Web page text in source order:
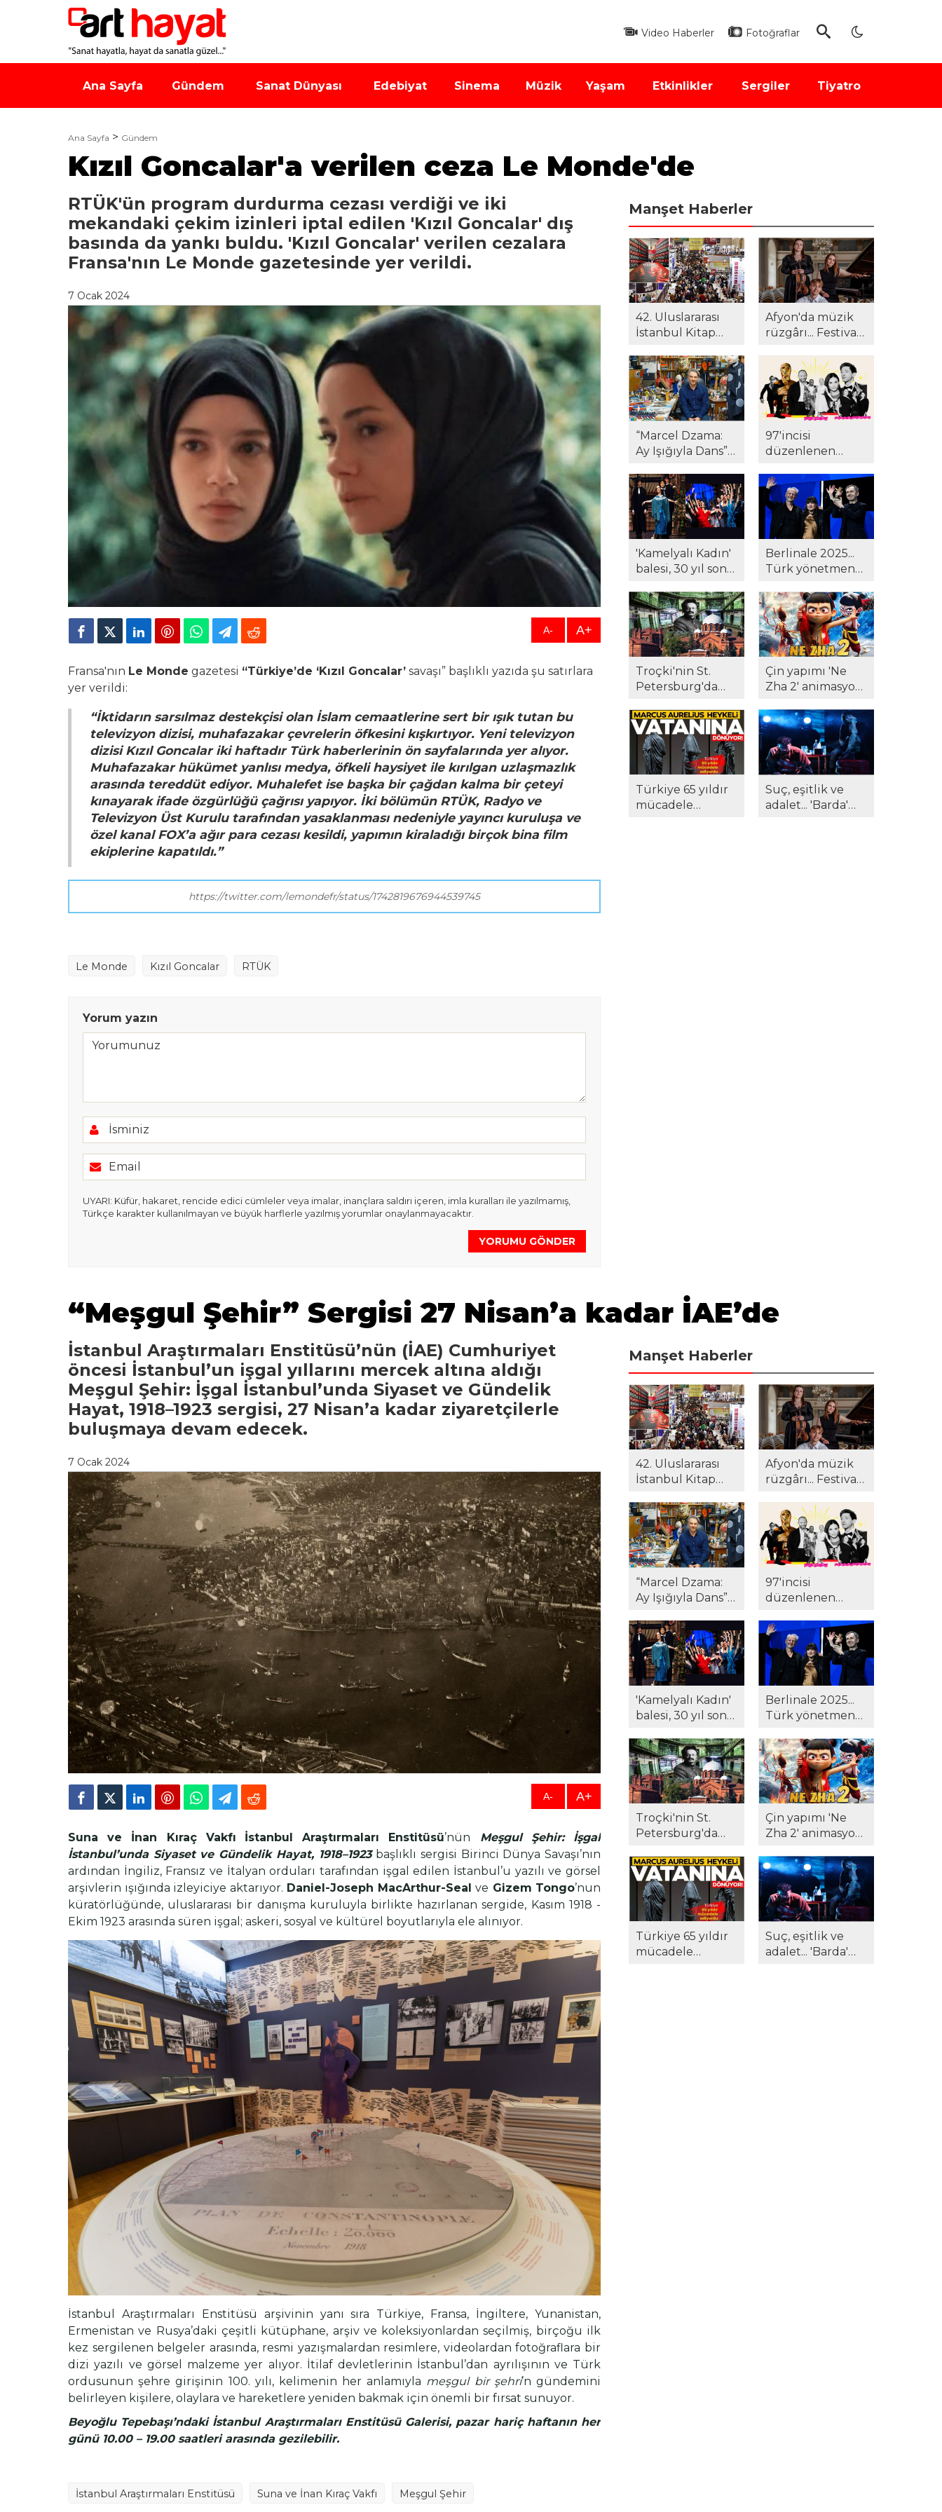
Video Haberler Fotoğraflar
Ana Sayfa Gündem Sanat Dünyası Edebiyat Sinema Müzik Yaşam Etkinlikler Sergiler Tiyatro
Ana Sayfa Gündem
Kızıl Goncalar'a verilen ceza Le Monde'de
RTÜK'ün program durdurma cezası verdiği ve iki
mekandaki çekim izinleri iptal edilen 'Kızıl Goncalar' dış
basında da yankı buldu. 'Kızıl Goncalar' verilen cezalara
Fransa'nın Le Monde gazetesinde yer verildi.
7 Ocak 2024
A- A+
Fransa'nın Le Monde gazetesi “Türkiye’de ‘Kızıl Goncalar’ savaşı” başlıklı yazıda şu satırlara
yer verildi:
“İktidarın sarsılmaz destekçisi olan İslam cemaatlerine sert bir ışık tutan bu
televizyon dizisi, muhafazakar çevrelerin öfkesini kışkırtıyor. Yeni televizyon
dizisi Kızıl Goncalar iki haftadır Türk haberlerinin ön sayfalarında yer alıyor.
Muhafazakar hükümet yanlısı medya, öfkeli haysiyet ile kırılgan uzlaşmazlık
arasında tereddüt ediyor. Muhalefet ise başka bir çağdan kalma bir çeteyi
kınayarak ifade özgürlüğü çağrısı yapıyor. İki bölümün RTÜK, Radyo ve
Televizyon Üst Kurulu tarafından yasaklanması nedeniyle yayıncı kuruluşa ve
özel kanal FOX’a ağır para cezası kesildi, yapımın kiraladığı birçok bina film
ekiplerine kapatıldı.”
https://twitter.com/lemondefr/status/1742819676944539745
Le Monde Kızıl Goncalar RTÜK
Yorum yazın
UYARI: Küfür, hakaret, rencide edici cümleler veya imalar, inançlara saldırı içeren, imla kuralları ile yazılmamış,
Türkçe karakter kullanılmayan ve büyük harflerle yazılmış yorumlar onaylanmayacaktır.
YORUMU GÖNDER
Manşet Haberler
42. Uluslararası
İstanbul Kitap
ilgi! Gazeteci
Suat Kozluklu ilk
kitabı ile
okurlarla
buluştu...
Afyon'da müzik
rüzgârı... Festival
müze ve kültür
merkezinde!
“Marcel Dzama:
Ay Işığıyla Dans”
97'incisi
düzenlenen
töreninde
kazananlar belli
oldu...
'Kamelyalı Kadın'
balesi, 30 yıl sonra
sanatseverlerle
buluştu...
Berlinale 2025...
Türk yönetmene
'Hysteria' beğeni
topladı..!
Troçki'nin St.
Petersburg'da
Hapishanesi, açık
artırmada satıldı...
Çin yapımı 'Ne
Zha 2' animasyon
rekorları altüst
etti...
Türkiye 65 yıldır
mücadele
Suç, eşitlik ve
adalet... 'Barda'
“Meşgul Şehir” Sergisi 27 Nisan’a kadar İAE’de
İstanbul Araştırmaları Enstitüsü’nün (İAE) Cumhuriyet
öncesi İstanbul’un işgal yıllarını mercek altına aldığı
Meşgul Şehir: İşgal İstanbul’unda Siyaset ve Gündelik
Hayat, 1918–1923 sergisi, 27 Nisan’a kadar ziyaretçilerle
buluşmaya devam edecek.
7 Ocak 2024
A- A+
Suna ve İnan Kıraç Vakfı İstanbul Araştırmaları Enstitüsü’nün
Meşgul Şehir: İşgal
İstanbul’unda Siyaset ve Gündelik Hayat, 1918–1923 başlıklı sergisi Birinci Dünya Savaşı’nın
ardından İngiliz, Fransız ve İtalyan orduları tarafından işgal edilen İstanbul’u yazılı ve görsel
arşivlerin ışığında izleyiciye aktarıyor. Daniel-Joseph MacArthur-Seal ve Gizem Tongo’nun
küratörlüğünde, uluslararası bir danışma kuruluyla birlikte hazırlanan sergide, Kasım 1918 -
Ekim 1923 arasında süren işgal; askeri, sosyal ve kültürel boyutlarıyla ele alınıyor.
İstanbul Araştırmaları Enstitüsü arşivinin yanı sıra Türkiye, Fransa, İngiltere, Yunanistan,
Ermenistan ve Rusya’daki çeşitli kütüphane, arşiv ve koleksiyonlardan seçilmiş, birçoğu ilk
kez sergilenen belgeler arasında, resmi yazışmalardan resimlere, videolardan fotoğraflara bir
dizi yazılı ve görsel malzeme yer alıyor. İtilaf devletlerinin İstanbul’dan ayrılışının ve Türk
ordusunun şehre girişinin 100. yılı, kelimenin her anlamıyla meşgul bir şehri’n gündemini
belirleyen kişilere, olaylara ve hareketlere yeniden bakmak için önemli bir fırsat sunuyor.
Beyoğlu Tepebaşı’ndaki İstanbul Araştırmaları Enstitüsü Galerisi, pazar hariç haftanın her
günü 10.00 – 19.00 saatleri arasında gezilebilir.
İstanbul Araştırmaları Enstitüsü Suna ve İnan Kıraç Vakfı Meşgul Şehir
Manşet Haberler
42. Uluslararası
İstanbul Kitap
ilgi! Gazeteci
Suat Kozluklu ilk
kitabı ile
okurlarla
buluştu...
Afyon'da müzik
rüzgârı... Festival
müze ve kültür
merkezinde!
“Marcel Dzama:
Ay Işığıyla Dans”
97'incisi
düzenlenen
töreninde
kazananlar belli
oldu...
'Kamelyalı Kadın'
balesi, 30 yıl sonra
sanatseverlerle
buluştu...
Berlinale 2025...
Türk yönetmene
'Hysteria' beğeni
topladı..!
Troçki'nin St.
Petersburg'da
Hapishanesi, açık
artırmada satıldı...
Çin yapımı 'Ne
Zha 2' animasyon
rekorları altüst
etti...
Türkiye 65 yıldır
mücadele
Suç, eşitlik ve
adalet... 'Barda'